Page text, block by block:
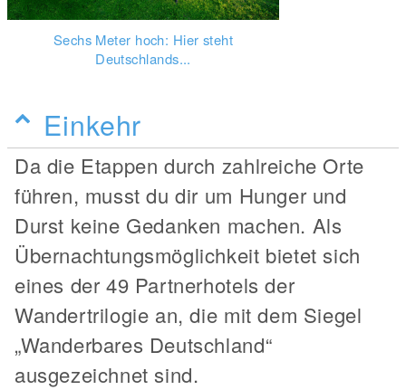
Sechs Meter hoch: Hier steht
Deutschlands...
Einkehr
Da die Etappen durch zahlreiche Orte
führen, musst du dir um Hunger und
Durst keine Gedanken machen. Als
Übernachtungsmöglichkeit bietet sich
eines der 49 Partnerhotels der
Wandertrilogie an, die mit dem Siegel
„Wanderbares Deutschland“
ausgezeichnet sind.